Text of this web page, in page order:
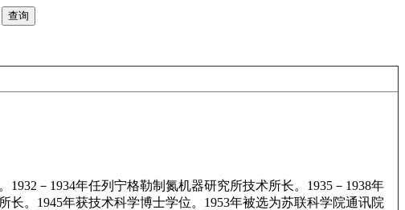
－1934年任列宁格勒制氮机器研究所技术所长。1935－1938年
。1945年获技术科学博士学位。1953年被选为苏联科学院通讯院